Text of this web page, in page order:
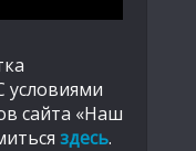
условиями
сайта «Наш
здесь.